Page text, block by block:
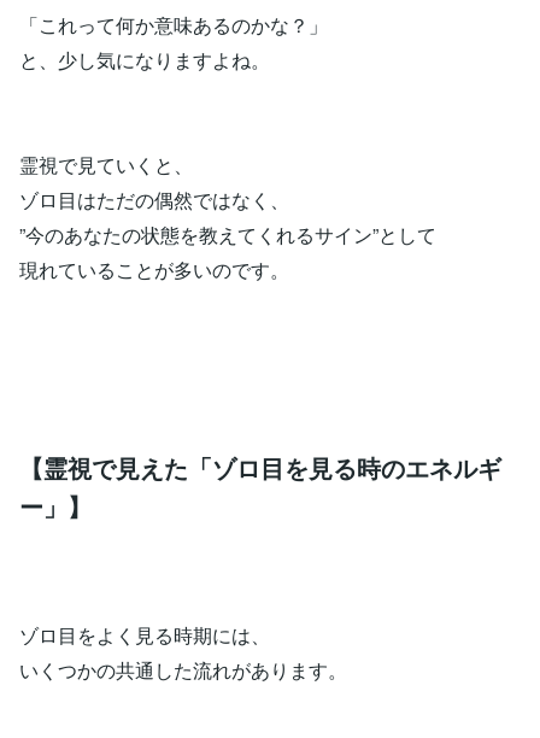
「これって何か意味あるのかな？」
と、少し気になりますよね。
霊視で見ていくと、
ゾロ目はただの偶然ではなく、
”今のあなたの状態を教えてくれるサイン”として
現れていることが多いのです。
【霊視で見えた「ゾロ目を見る時のエネルギ
ー」】
ゾロ目をよく見る時期には、
いくつかの共通した流れがあります。